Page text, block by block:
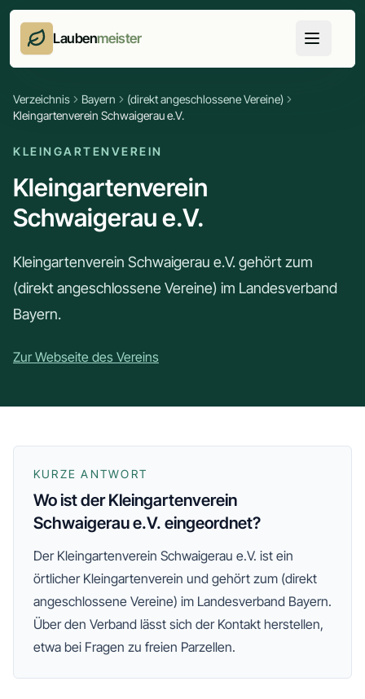
Laubenmeister
Verzeichnis Bayern
(direkt angeschlossene Vereine)
Kleingartenverein Schwaigerau e.V.
KLEINGARTENVEREIN
Kleingartenverein
Schwaigerau e.V.
Kleingartenverein Schwaigerau e.V. gehört zum
(direkt angeschlossene Vereine) im Landesverband
Bayern.
Zur Webseite des Vereins
KURZE ANTWORT
Wo ist der Kleingartenverein
Schwaigerau e.V. eingeordnet?
Der Kleingartenverein Schwaigerau e.V. ist ein
örtlicher Kleingartenverein und gehört zum (direkt
angeschlossene Vereine) im Landesverband Bayern.
Über den Verband lässt sich der Kontakt herstellen,
etwa bei Fragen zu freien Parzellen.